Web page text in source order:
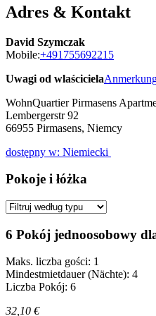
Adres & Kontakt
David Szymczak
Mobile:+491755692215
Uwagi od wlaściciela
WohnQuartier Pirmasens
Lembergerstr 92
66955 Pirmasens, Niemcy
dostępny w: Niemiecki
Pokoje i łóżka
6 Pokój jednoosobowy
Maks. liczba gości: 1
Mindestmietdauer (Nächte): 4
Liczba Pokój: 6
32,10 €